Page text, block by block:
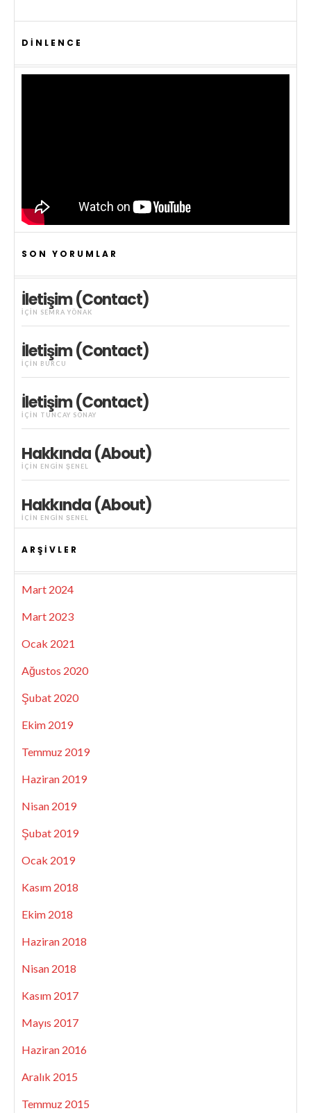
DINLENCE
SON YORUMLAR
İletişim (Contact)
IÇIN SEMRA YÖNAK
İletişim (Contact)
IÇIN BURCU
İletişim (Contact)
IÇIN TUNCAY SONAY
Hakkında (About)
IÇIN ENGIN ŞENEL
Hakkında (About)
IÇIN ENGIN ŞENEL
ARŞIVLER
Mart 2024
Mart 2023
Ocak 2021
Ağustos 2020
Şubat 2020
Ekim 2019
Temmuz 2019
Haziran 2019
Nisan 2019
Şubat 2019
Ocak 2019
Kasım 2018
Ekim 2018
Haziran 2018
Nisan 2018
Kasım 2017
Mayıs 2017
Haziran 2016
Aralık 2015
Temmuz 2015